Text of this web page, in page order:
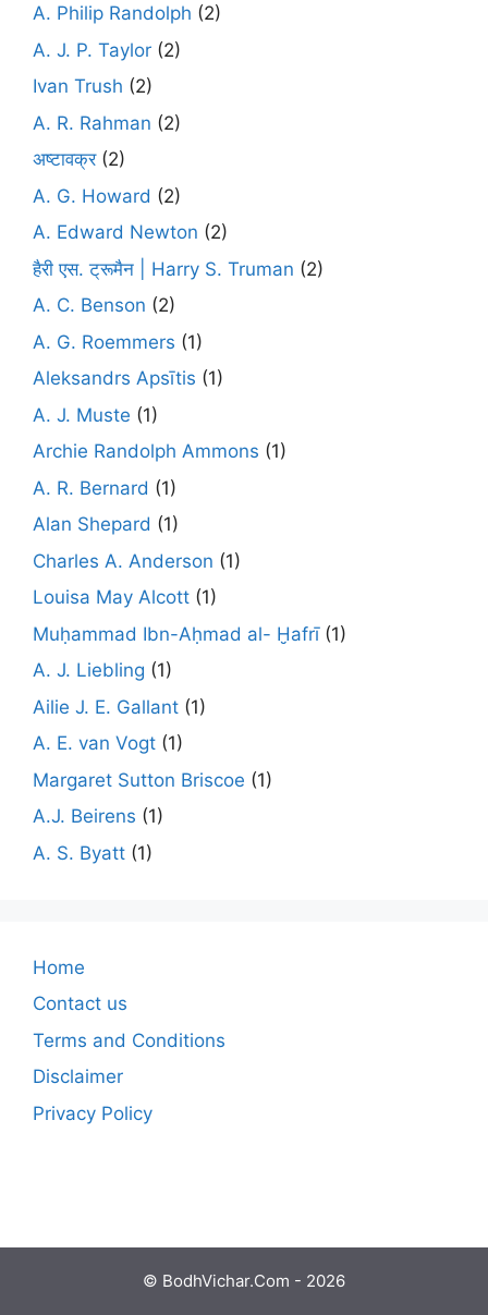
A. Philip Randolph (2)
A. J. P. Taylor (2)
Ivan Trush (2)
A. R. Rahman (2)
अष्टावक्र(2)
A. G. Howard (2)
A. Edward Newton (2)
हैरी एस. ट्रूमैन | Harry S. Truman (2)
A. C. Benson (2)
A. G. Roemmers (1)
Aleksandrs Apsītis (1)
A. J. Muste (1)
Archie Randolph Ammons (1)
A. R. Bernard (1)
Alan Shepard (1)
Charles A. Anderson (1)
Louisa May Alcott (1)
Muḥammad Ibn-Aḥmad al- Ḫafrī(1)
A. J. Liebling (1)
Ailie J. E. Gallant (1)
A. E. van Vogt (1)
Margaret Sutton Briscoe (1)
A.J. Beirens (1)
A. S. Byatt (1)
Home
Contact us
Terms and Conditions
Disclaimer
Privacy Policy
© BodhVichar.Com - 2026